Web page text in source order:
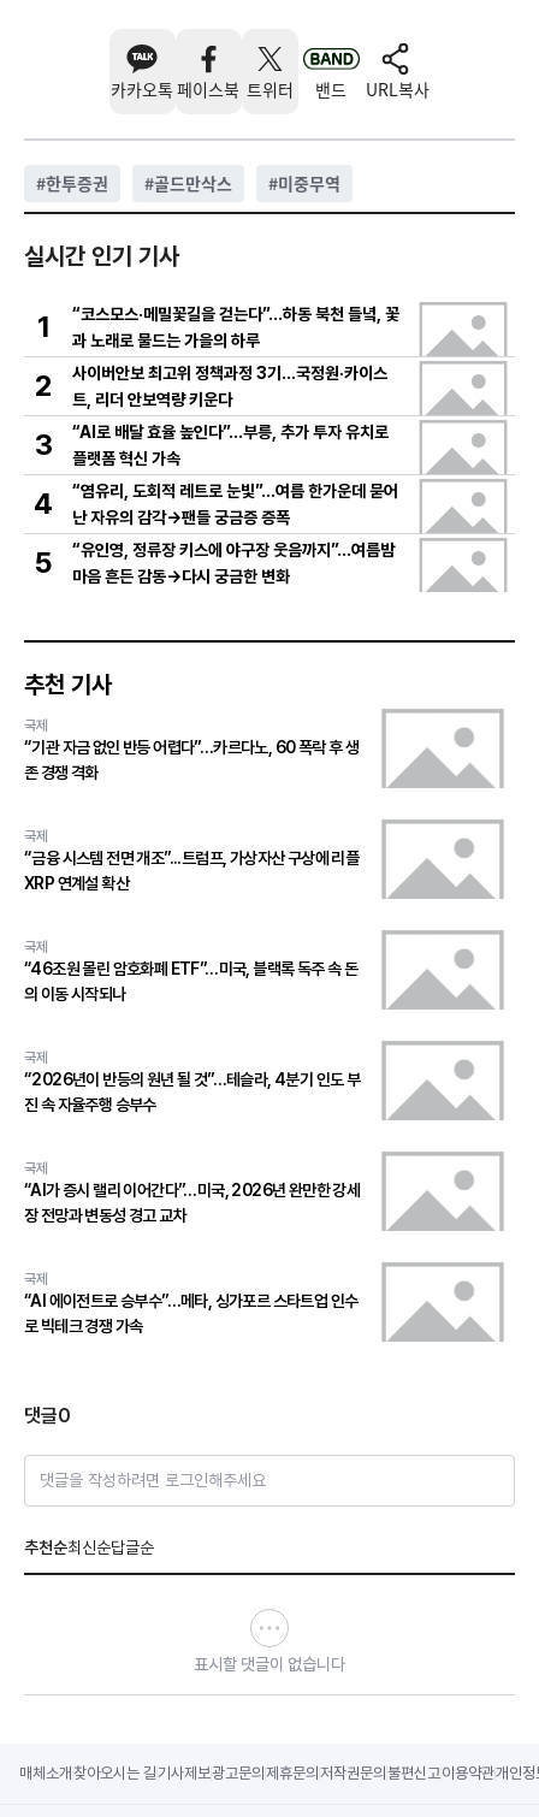
카카오톡 페이스북 트위터 밴드 URL복사
#한투증권 #골드만삭스 #미중무역
실시간 인기 기사
1
“코스모스·메밀꽃길을 걷는다”…하동 북천 들녘, 꽃
과 노래로 물드는 가을의 하루
2
사이버안보 최고위 정책과정 3기…국정원·카이스
트, 리더 안보역량 키운다
3
“AI로 배달 효율 높인다”…부릉, 추가 투자 유치로
플랫폼 혁신 가속
4
“염유리, 도회적 레트로 눈빛”…여름 한가운데 묻어
난 자유의 감각→팬들 궁금증 증폭
5
“유인영, 정류장 키스에 야구장 웃음까지”…여름밤
마음 흔든 감동→다시 궁금한 변화
추천 기사
국제
“기관 자금 없인 반등 어렵다”…카르다노, 60 폭락 후 생
존 경쟁 격화
국제
“금융 시스템 전면 개조”...트럼프, 가상자산 구상에 리플
XRP 연계설 확산
국제
“46조원 몰린 암호화폐 ETF”…미국, 블랙록 독주 속 돈
의 이동 시작되나
국제
“2026년이 반등의 원년 될 것”…테슬라, 4분기 인도 부
진 속 자율주행 승부수
국제
“AI가 증시 랠리 이어간다”…미국, 2026년 완만한 강세
장 전망과 변동성 경고 교차
국제
“AI 에이전트로 승부수”…메타, 싱가포르 스타트업 인수
로 빅테크 경쟁 가속
댓글0
댓글을 작성하려면 로그인해주세요
추천순최신순답글순
표시할 댓글이 없습니다
매체소개 찾아오시는 길기사제보광고문의 제휴문의 저작권문의 불편신고이용약관개인정